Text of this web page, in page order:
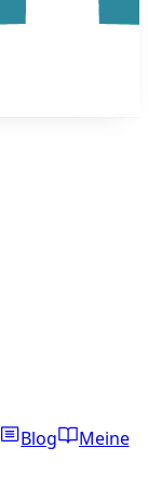
Blog
Meine